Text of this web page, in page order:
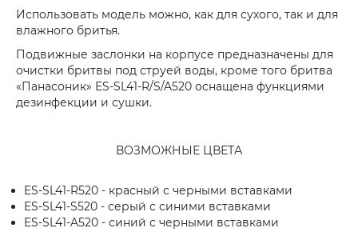
Использовать модель можно, как для сухого, так и для
влажного бритья.
Подвижные заслонки на корпусе предназначены для
очистки бритвы под струей воды, кроме того бритва
«Панасоник» ES-SL41-R/S/A520 оснащена функциями
дезинфекции и сушки.
ВОЗМОЖНЫЕ ЦВЕТА
ES-SL41-R520 - красный с черными вставками
ES-SL41-S520 - серый с синими вставками
ES-SL41-A520 - синий с черными вставками